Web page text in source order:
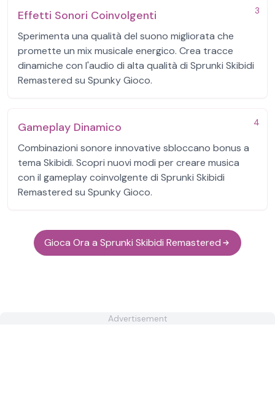
3
Effetti Sonori Coinvolgenti
Sperimenta una qualità del suono migliorata che
promette un mix musicale energico. Crea tracce
dinamiche con l'audio di alta qualità di Sprunki Skibidi
Remastered su Spunky Gioco.
4
Gameplay Dinamico
Combinazioni sonore innovative sbloccano bonus a
tema Skibidi. Scopri nuovi modi per creare musica
con il gameplay coinvolgente di Sprunki Skibidi
Remastered su Spunky Gioco.
Gioca Ora a Sprunki Skibidi Remastered
Advertisement